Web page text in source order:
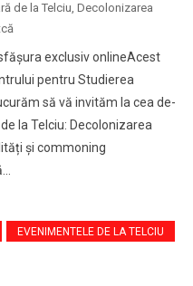
de la Telciu, Decolonizarea
exclusiv onlineAcest
pentru Studierea
să vă invităm la cea de-
la Telciu: Decolonizarea
și commoning
EVENIMENTELE DE LA TELCIU